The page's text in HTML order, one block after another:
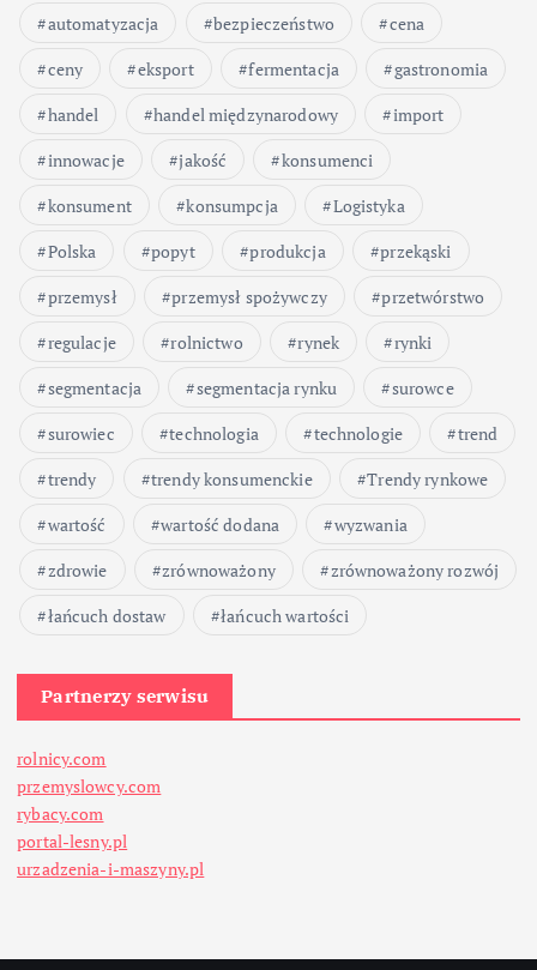
automatyzacja bezpieczeństwo
cena
ceny
eksport fermentacja
gastronomia
handel
handel międzynarodowy
import
innowacje
jakość
konsumenci
konsument
konsumpcja
Logistyka
Polska
popyt produkcja
przekąski
przemysł
przemysł spożywczy
przetwórstwo
regulacje
rolnictwo rynek
rynki
segmentacja
segmentacja rynku
surowce
surowiec
technologia technologie
trend
trendy
trendy konsumenckie
Trendy rynkowe
wartość
wartość dodana
wyzwania
zdrowie
zrównoważony
zrównoważony rozwój
łańcuch dostaw
łańcuch wartości
Partnerzy serwisu
rolnicy.com
przemyslowcy.com
rybacy.com
portal-lesny.pl
urzadzenia-i-maszyny.pl